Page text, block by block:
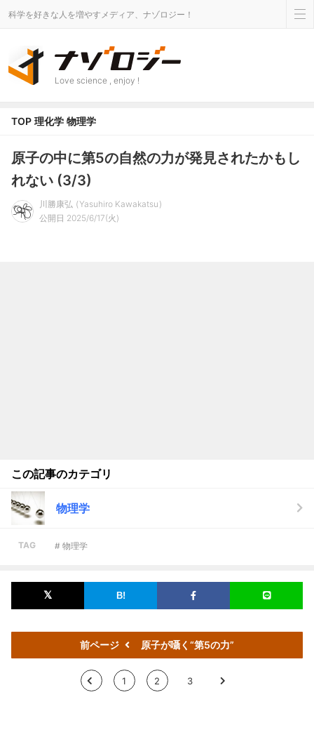
科学を好きな人を増やすメディア、ナゾロジー！
Love science , enjoy !
TOP 理化学 物理学
原子の中に第5の自然の力が発見されたかもし
れない (3/3)
川勝康弘
Yasuhiro Kawakatsu
公開日 2025/6/17(火)
この記事のカテゴリ
物理学
TAG # 物理学
前ページ 原子が囁く“第5の力”
< 1 2 3 >